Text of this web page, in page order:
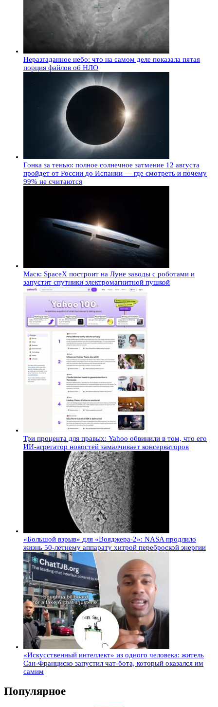
Неразгаданное небо: что на самом деле показала пятая
порция файлов об НЛО
Гонка за тенью: полное солнечное затмение 12 августа
пройдет от России до Испании — где смотреть и почему
99% не считаются
Маск: SpaceX построит на Луне заводы с роботами и
запустит спутники электромагнитной пушкой
Три процента для правых: Yahoo обвинили в том, что его
ИИ-агрегатор новостей замалчивает консерваторов
«Большой взрыв» для «Вояджера-2»: NASA продлило
жизнь 50-летнему аппарату хитрой переброской энергии
«Искусственный интеллект» из одного человека: житель
Сан-Франциско запустил чат-бота, который оказался им
самим
Популярное